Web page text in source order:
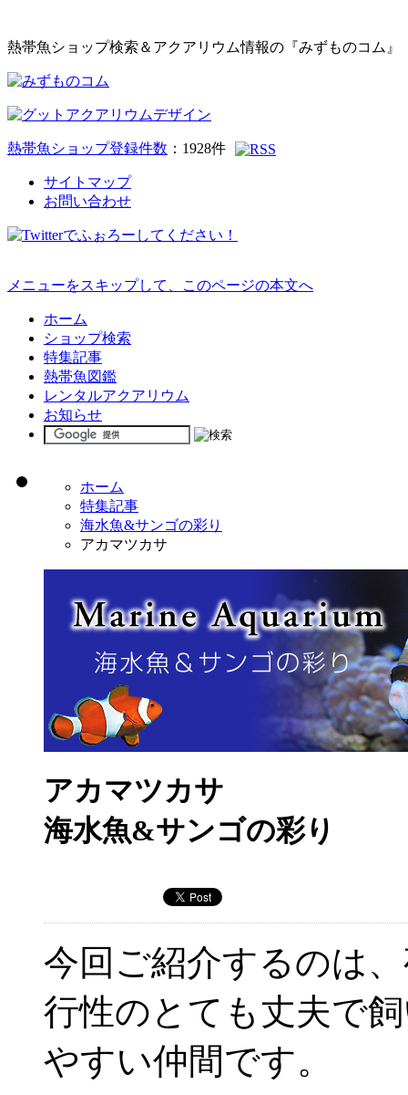
熱帯魚ショップ検索＆アクアリウム情報の『みずものコム』
熱帯魚ショップ登録件数 ： 1928件
サイトマップ
お問い合わせ
メニューをスキップして、このページの本文へ
ホーム
ショップ検索
特集記事
熱帯魚図鑑
レンタルアクアリウム
お知らせ
ホーム
特集記事
海水魚&サンゴの彩り
アカマツカサ
アカマツカサ
海水魚&サンゴの彩り
今回ご紹介するのは
行性のとても丈夫で
やすい仲間です。